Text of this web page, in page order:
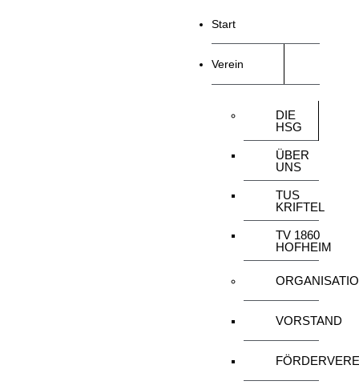
Start
Verein
DIE
HSG
ÜBER
UNS
TUS
KRIFTEL
TV 1860
HOFHEIM
VORSTAND